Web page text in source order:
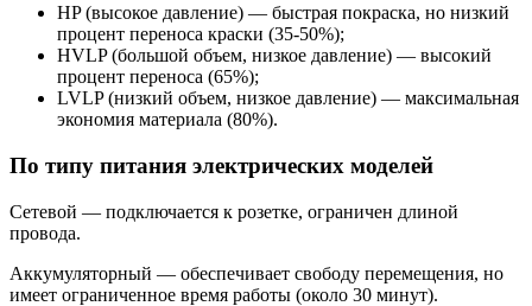
HP (высокое давление) — быстрая покраска, но низкий
процент переноса краски (35-50%);
HVLP (большой объем, низкое давление) — высокий
процент переноса (65%);
LVLP (низкий объем, низкое давление) — максимальная
экономия материала (80%).
По типу питания электрических моделей
Сетевой — подключается к розетке, ограничен длиной
провода.
Аккумуляторный — обеспечивает свободу перемещения, но
имеет ограниченное время работы (около 30 минут).